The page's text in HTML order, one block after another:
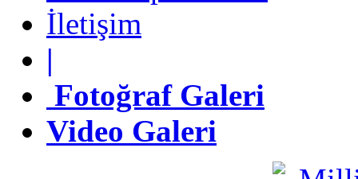
İletişim
Fotoğraf Galeri
Video Galeri
İletişim
|
Fotoğraf Galeri
Video Galeri